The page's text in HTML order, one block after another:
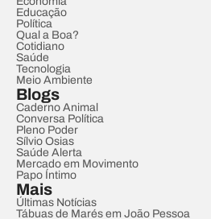
Educação
Política
Qual a Boa?
Cotidiano
Saúde
Tecnologia
Meio Ambiente
Blogs
Caderno Animal
Conversa Política
Pleno Poder
Sílvio Osias
Saúde Alerta
Mercado em Movimento
Papo Íntimo
Mais
Últimas Notícias
Tábuas de Marés em João Pessoa